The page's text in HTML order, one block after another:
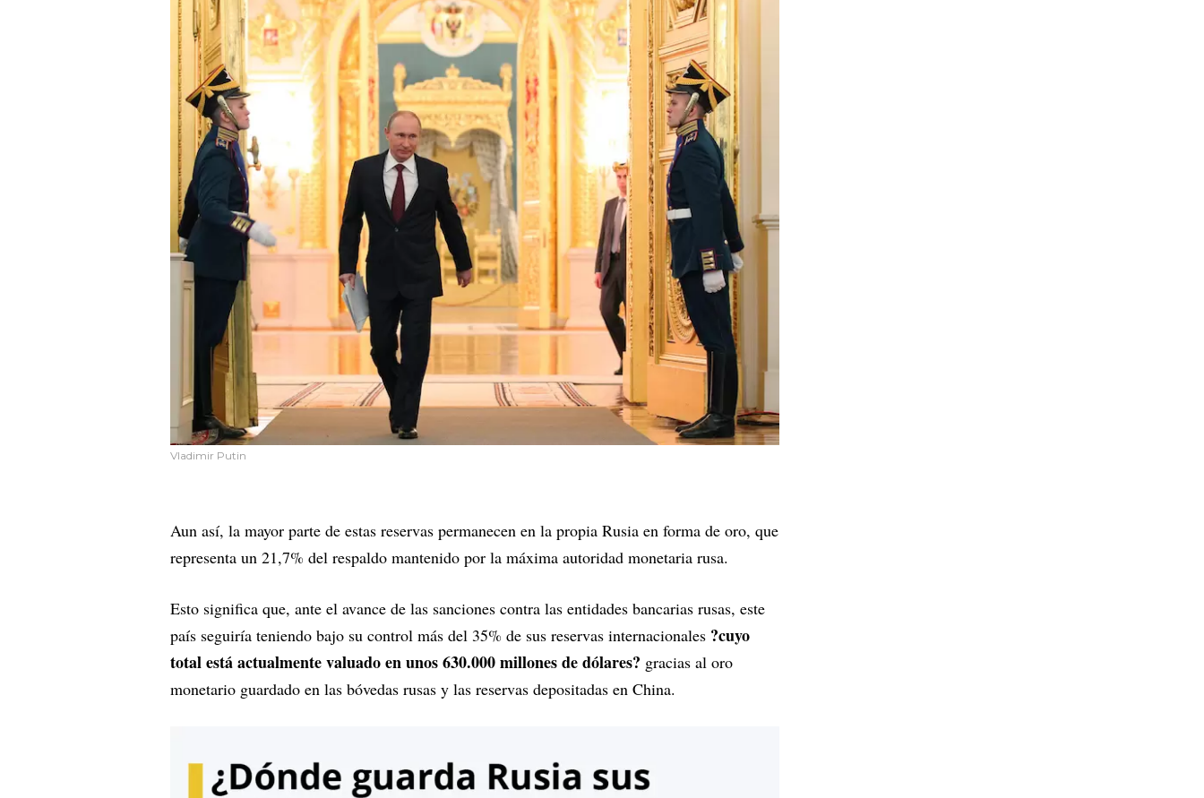
Vladimir Putin
Aun así, la mayor parte de estas reservas permanecen en la propia Rusia en forma de oro, que
representa un 21,7% del respaldo mantenido por la máxima autoridad monetaria rusa.
Esto significa que, ante el avance de las sanciones contra las entidades bancarias rusas, este
país seguiría teniendo bajo su control más del 35% de sus reservas internacionales ?cuyo
total está actualmente valuado en unos 630.000 millones de dólares? gracias al oro
monetario guardado en las bóvedas rusas y las reservas depositadas en China.